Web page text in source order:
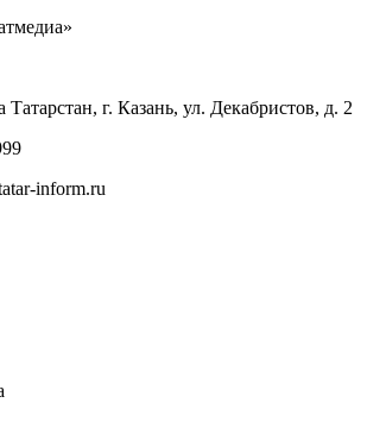
Татарстан, г. Казань, ул. Декабристов, д. 2
inform.ru